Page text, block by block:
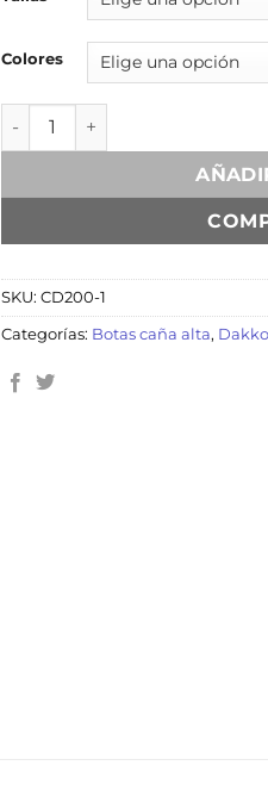
Colores
Cassandra Denim cantidad
SKU: CD200-1
Categorías: Botas caña alta,